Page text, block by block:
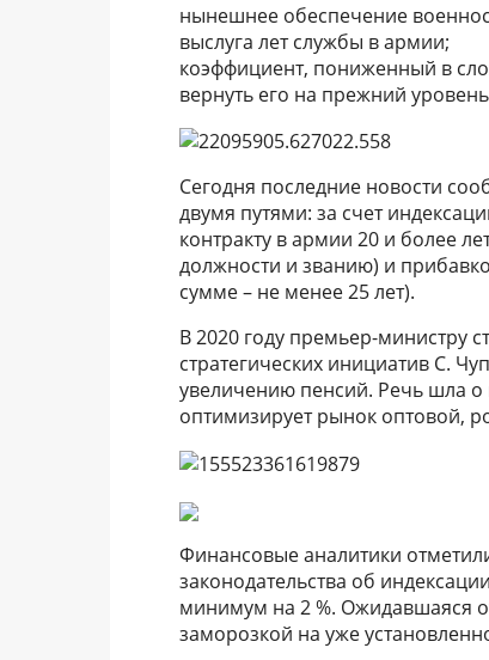
нынешнее обеспечение
выслуга лет службы в армии;
коэффициент, пониженный в
вернуть его на прежний
Сегодня последние новости
двумя путями: за счет
контракту в армии 20 и более
должности и званию) и
сумме – не менее 25 лет).
В 2020 году премьер-министру
стратегических инициатив С.
увеличению пенсий. Речь шла
оптимизирует рынок оптовой,
Финансовые аналитики
законодательства об
минимум на 2 %. Ожидавшаяся
заморозкой на уже